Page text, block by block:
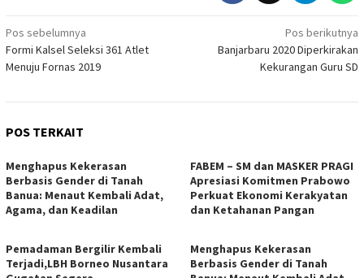
Navigasi
pos
Pos sebelumnya
Formi Kalsel Seleksi 361 Atlet
Menuju Fornas 2019
Pos berikutnya
Banjarbaru 2020 Diperkirakan
Kekurangan Guru SD
POS TERKAIT
Menghapus Kekerasan
Berbasis Gender di Tanah
Banua: Menaut Kembali Adat,
Agama, dan Keadilan
FABEM – SM dan MASKER PRAGI
Apresiasi Komitmen Prabowo
Perkuat Ekonomi Kerakyatan
dan Ketahanan Pangan
Pemadaman Bergilir Kembali
Terjadi,LBH Borneo Nusantara
Menghapus Kekerasan
Berbasis Gender di Tanah